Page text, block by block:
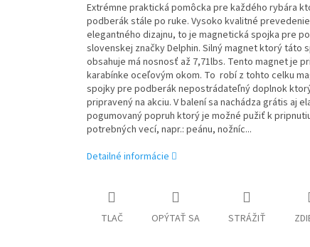
Extrémne praktická pomôcka pre každého rybára
podberák stále po ruke. Vysoko kvalitné
elegantného dizajnu, to je magnetická spojka pre
slovenskej značky Delphin. Silný magnet ktorý táto
obsahuje má nosnosť až 7,71lbs. Tento magnet je
karabínke oceľovým okom. To robí z tohto celku
spojky pre podberák nepostrádateľný doplnok
pripravený na akciu. V balení sa nachádza grátis aj
pogumovaný popruh ktorý je možné pužiť k
potrebných vecí, napr.: peánu, nožníc...
Detailné informácie
TLAČ OPÝTAŤ SA STRÁŽIŤ